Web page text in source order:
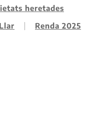
heretades
Renda 2025